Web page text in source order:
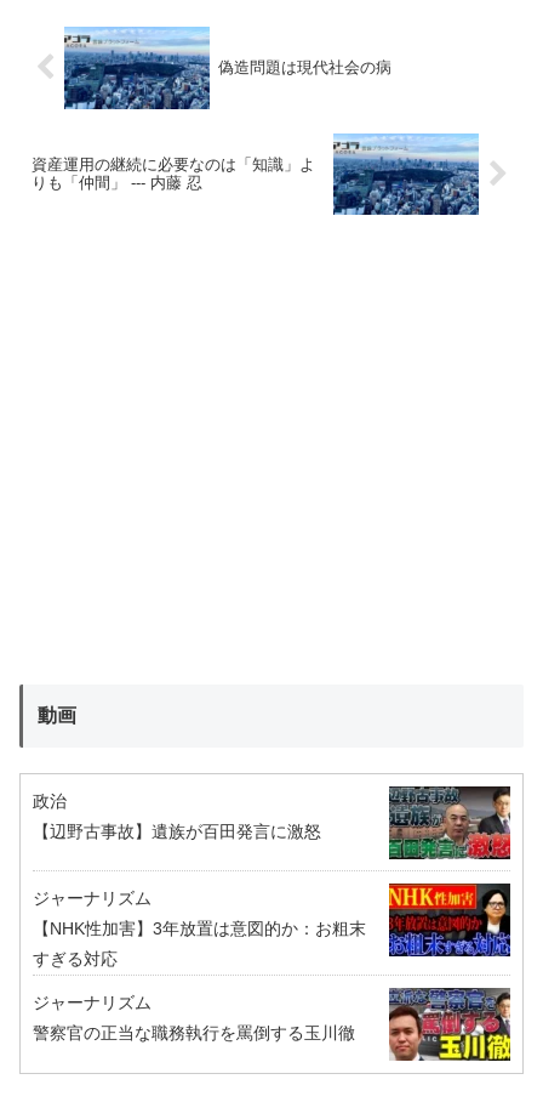
偽造問題は現代社会の病
資産運用の継続に必要なのは「知識」よ
りも「仲間」 --- 内藤 忍
動画
政治
【辺野古事故】遺族が百田発言に激怒
ジャーナリズム
【NHK性加害】3年放置は意図的か：お粗末
すぎる対応
ジャーナリズム
警察官の正当な職務執行を罵倒する玉川徹